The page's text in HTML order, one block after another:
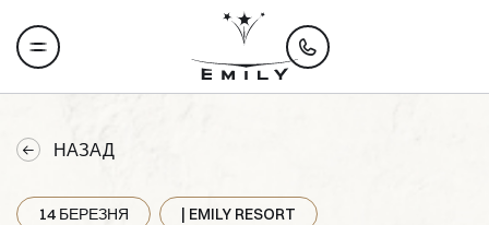
НАЗАД
14 БЕРЕЗНЯ | EMILY RESORT